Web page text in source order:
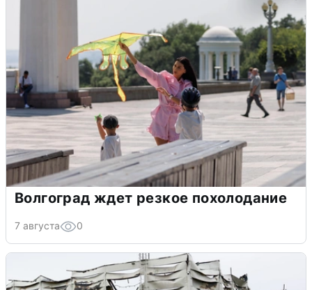
Волгоград ждет резкое похолодание
7 августа 0